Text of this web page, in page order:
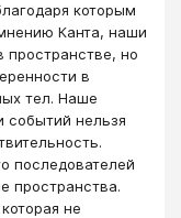
которым
Канта, наши
пространстве, но
в
тел. Наше
событий нельзя
последователей
пространства.
не